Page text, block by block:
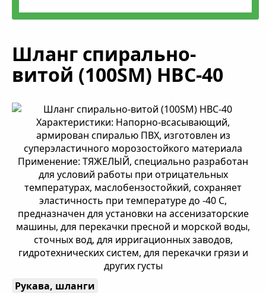
Шланг спирально-
витой (100SM) HBC-40
Рукава, шланги